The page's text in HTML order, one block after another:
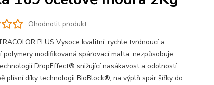
Ohodnotit produkt
PLUS Vysoce kvalitní, rychle tvrdnoucí a
polymery modifikovaná spárovací malta, nezpůsobuje
DropEffect® snižující nasákavost a odolností
plísní díky technologii BioBlock®, na výplň spár šířky do